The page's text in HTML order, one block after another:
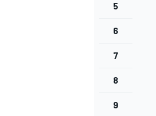
5
6
7
8
9